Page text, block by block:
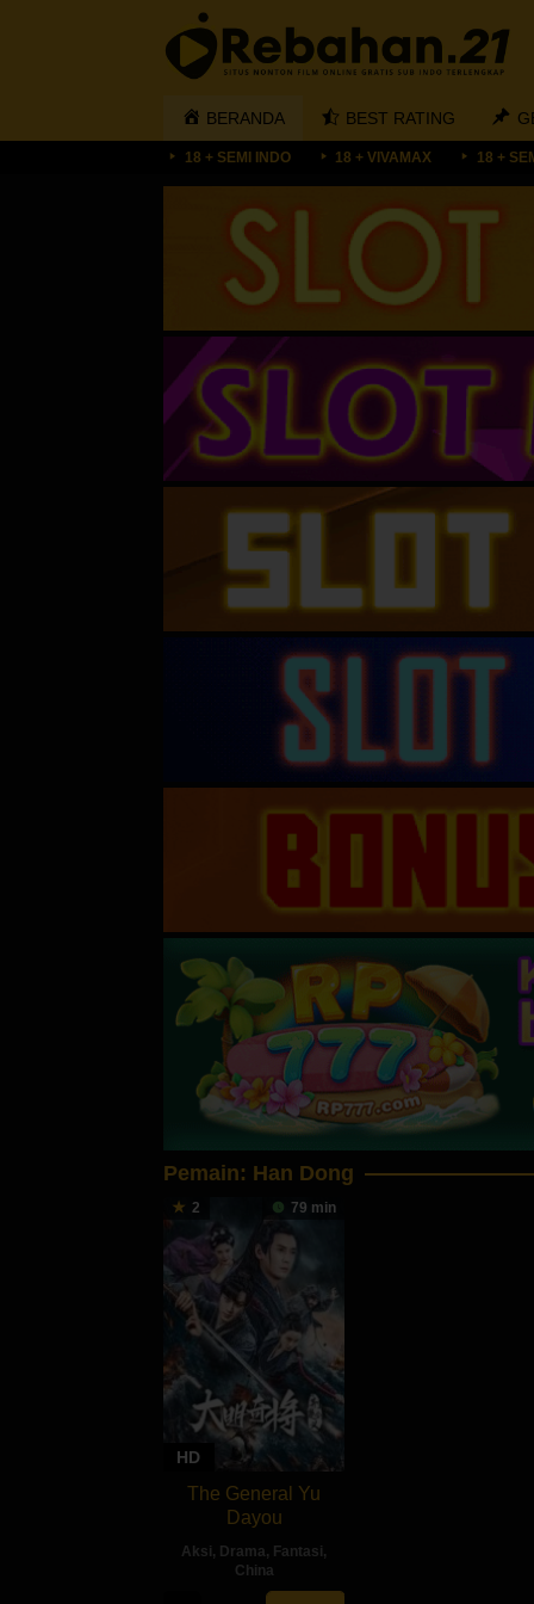
BERANDA BEST RATING
18 + SEMI INDO 18 + VIVAMAX 18 +
Pemain: Han Dong
2 79 min
HD
The General Yu
Dayou
Aksi , Drama, Fantasi ,
China